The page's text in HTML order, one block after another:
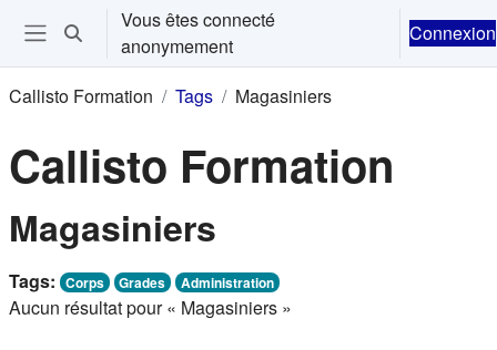
Passer au contenu principal
Ouvrir le menu de navigation
Activer/désactiver la saisie de recherche
Vous êtes connecté
anonymement
Connexion
Callisto Formation Tags Magasiniers
Callisto Formation
Magasiniers
Tags: Corps Grades Administration
Aucun résultat pour « Magasiniers »